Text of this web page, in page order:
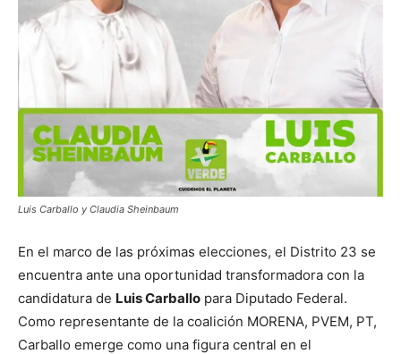
Luis Carballo y Claudia Sheinbaum
En el marco de las próximas elecciones, el Distrito 23 se
encuentra ante una oportunidad transformadora con la
candidatura de Luis Carballo para Diputado Federal.
Como representante de la coalición MORENA, PVEM, PT,
Carballo emerge como una figura central en el